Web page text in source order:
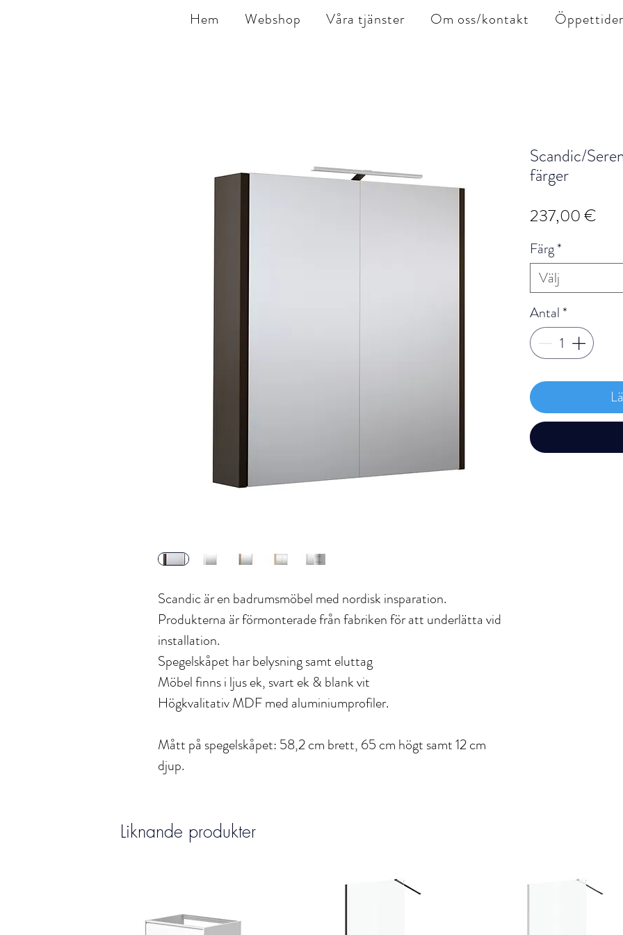
Hem Webshop Våra tjänster Om oss/kontakt Öppettider
Scandic är en badrumsmöbel med nordisk insparation.
Produkterna är förmonterade från fabriken för att underlätta vid
installation.
Spegelskåpet har belysning samt eluttag
Möbel finns i ljus ek, svart ek & blank vit
Högkvalitativ MDF med aluminiumprofiler.
Mått på spegelskåpet: 58,2 cm brett, 65 cm högt samt 12 cm
djup.
Scandic/
färger
237,00 €
Färg*
Välj
Antal *
Liknande produkter